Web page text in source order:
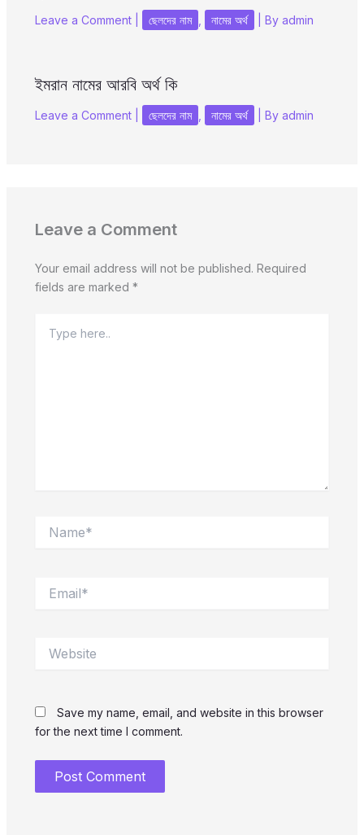
Leave a Comment ছেলদের নাম নামের অর্থ | By admin
ইমরান নামের আরবি অর্থ কি
Leave a Comment ছেলদের নাম নামের অর্থ | By admin
Leave a Comment
Your email address will not be published. Required
fields are marked *
here..
Save my name, email, and website in this browser
for the next time I comment.